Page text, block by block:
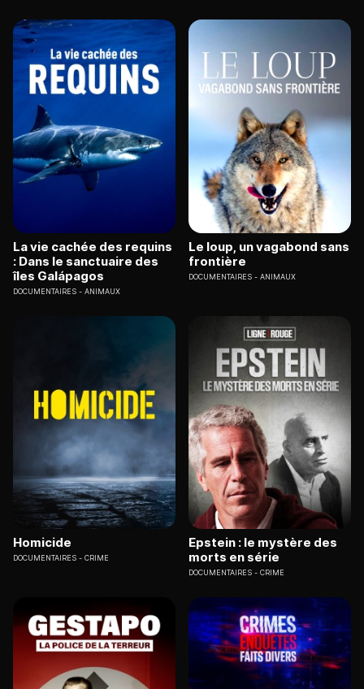
La vie cachée des requins
: Dans le sanctuaire des
îles Galápagos
DOCUMENTAIRES ANIMAUX
Le loup, un vagabond sans
frontière
DOCUMENTAIRES ANIMAUX
Homicide
DOCUMENTAIRES CRIME
Epstein : le mystère des
morts en série
DOCUMENTAIRES CRIME